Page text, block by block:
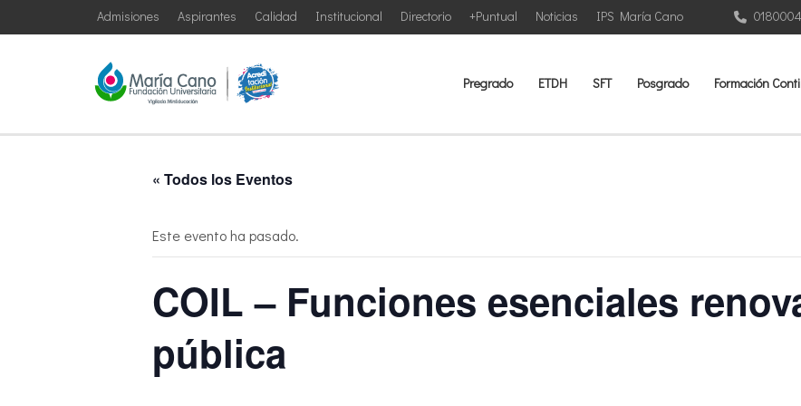
IPS María Cano
Noticias
+Puntual
Directorio
Institucional
Calidad
Aspirantes
Admisiones
Pregrado ETDH SFT Posgrado Formación
« Todos los Eventos
Este evento ha pasado.
COIL – Funciones esenciales
pública